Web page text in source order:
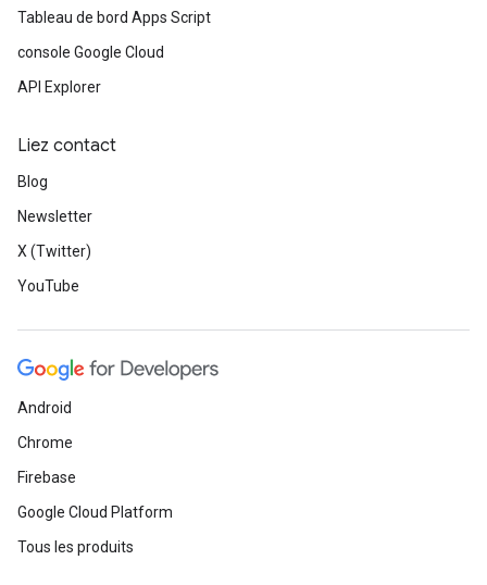
Tableau de bord Apps Script
console Google Cloud
API Explorer
Liez contact
Blog
Newsletter
X (Twitter)
YouTube
Android
Chrome
Firebase
Google Cloud Platform
Tous les produits